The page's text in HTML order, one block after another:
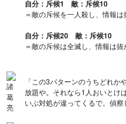
自分：斥候1 敵：斥候10
＝敵の斥候を一人殺し、情報
自分：斥候20 敵：斥候10
＝敵の斥候は全滅し、情報は
「この3パターンのうちどれ
放題や。それなら1人おいとけ
いぶ対処が違ってくるで。偵